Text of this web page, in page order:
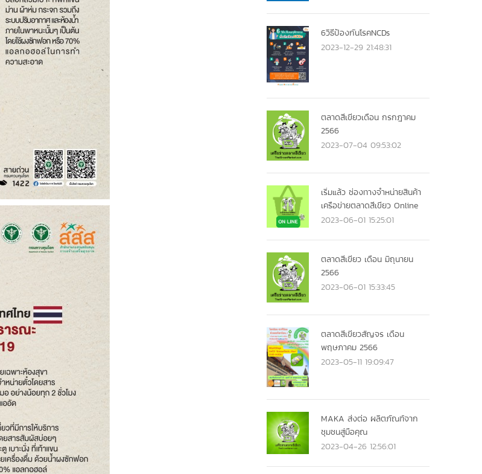
6วิธีป้องกันโรคNCDs
2023-12-29 21:48:31
ตลาดสีเขียวเดือน กรกฎาคม
2566
2023-07-04 09:53:02
เริ่มแล้ว ช่องทางจำหน่ายสินค้า
เครือข่ายตลาดสีเขียว Online
2023-06-01 15:25:01
ตลาดสีเขียว เดือน มิถุนายน
2566
2023-06-01 15:33:45
ตลาดสีเขียวสัญจร เดือน
พฤษภาคม 2566
2023-05-11 19:09:47
MAKA ส่งต่อ ผลิตภัณฑ์จาก
ชุมชนสู่มือคุณ
2023-04-26 12:56:01